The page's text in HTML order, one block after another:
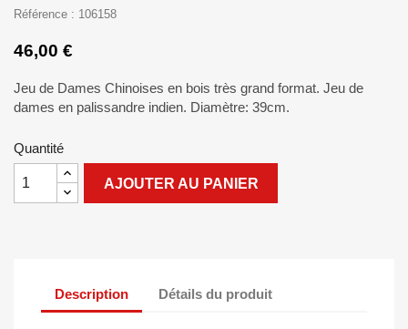
Référence : 106158
46,00 €
Jeu de Dames Chinoises en bois très grand format. Jeu de
dames en palissandre indien. Diamètre: 39cm.
Quantité
AJOUTER AU PANIER
Description Détails du produit